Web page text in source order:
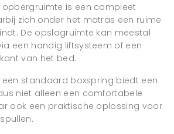
opbergruimte is een compleet
zich onder het matras een ruime
De opslagruimte kan meestal
een handig liftsysteem of een
van het bed.
standaard boxspring biedt een
niet alleen een comfortabele
ook een praktische oplossing voor